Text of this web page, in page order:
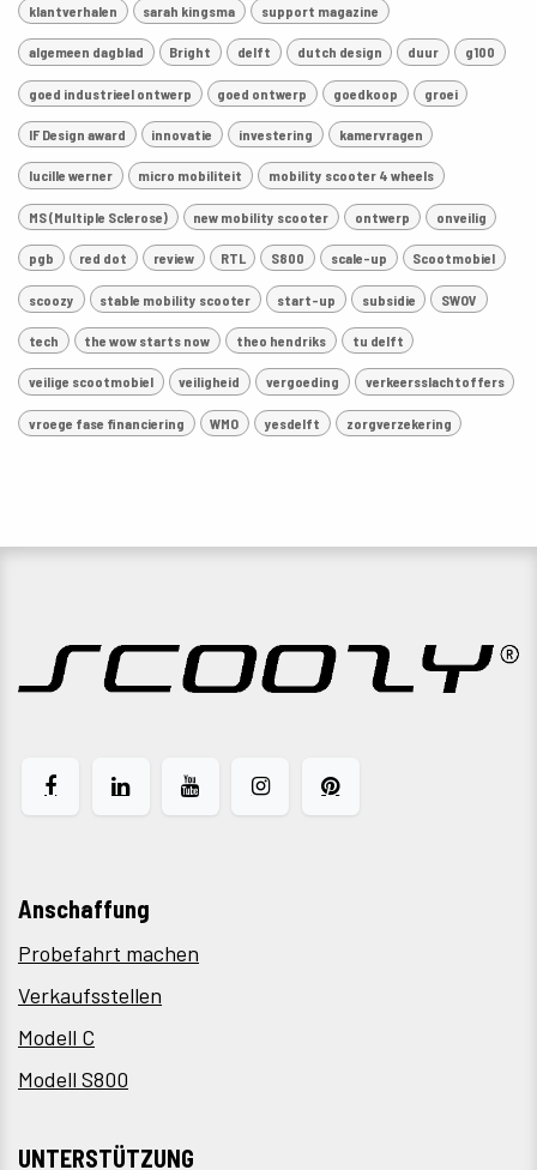
klantverhalen sarah kingsma support magazine
algemeen dagblad Bright delft dutch design duur g100
goed industrieel ontwerp goed ontwerp goedkoop groei
IF Design award innovatie investering kamervragen
lucille werner micro mobiliteit mobility scooter 4 wheels
MS (Multiple Sclerose) new mobility scooter ontwerp onveilig
pgb red dot review RTL S800 scale-up Scootmobiel
scoozy stable mobility scooter start-up subsidie SWOV
tech the wow starts now theo hendriks tu delft
veilige scootmobiel veiligheid vergoeding verkeersslachtoffers
vroege fase financiering WMO yesdelft zorgverzekering
Anschaffung
Probefahrt machen
Verkaufsstellen
Modell C
Modell S800
UNTERSTÜTZUNG